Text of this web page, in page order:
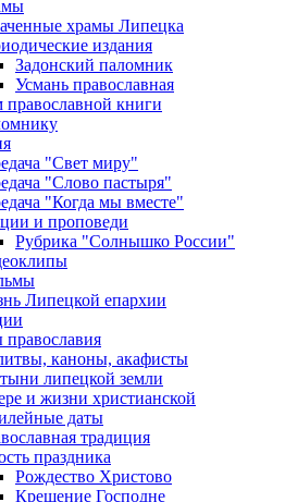
храмы Липецка
издания
Задонский паломник
Усмань православная
православной книги
"Свет миру"
"Слово пастыря"
"Когда мы вместе"
и проповеди
Рубрика "Солнышко России"
Липецкой епархии
православия
каноны, акафисты
липецкой земли
и жизни христианской
даты
традиция
праздника
Рождество Христово
Крещение Господне